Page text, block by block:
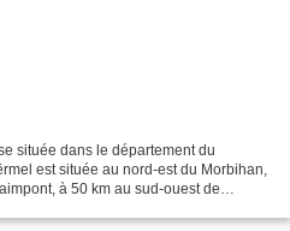
située dans le département du
est située au nord-est du Morbihan,
à 50 km au sud-ouest de